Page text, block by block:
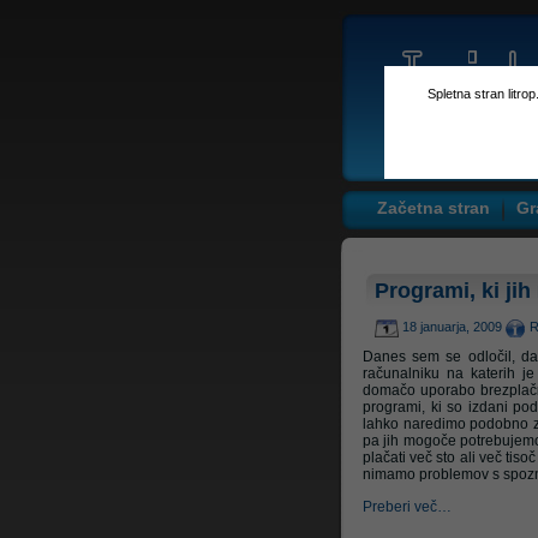
Spletna stran
Začetna stran
Programi, ki jih
18 januarja, 2009
Danes sem se odločil,
računalniku na katerih
domačo uporabo
programi, ki so izdani
lahko naredimo podobno
pa jih mogoče
plačati več sto ali več
nimamo problemov s
Preberi več…